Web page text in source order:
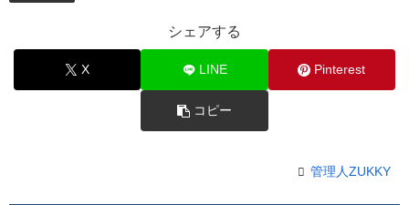
シェアする
X LINE Pinterest
コピー
管理人ZUKKY